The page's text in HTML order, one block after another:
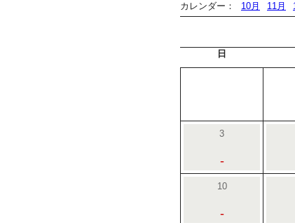
カレンダー： 10月 11月
日
3
-
10
-